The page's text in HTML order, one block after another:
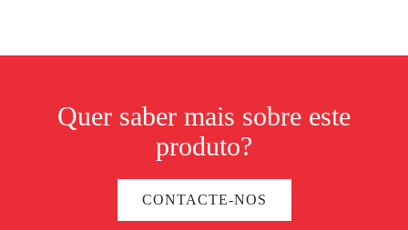
Quer saber mais sobre este
produto?
CONTACTE-NOS